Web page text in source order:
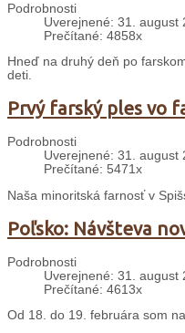
Podrobnosti
Uverejnené: 31. august
Prečítané: 4858x
Hneď na druhý deň po
deti.
Prvý farský ples vo
Podrobnosti
Uverejnené: 31. august
Prečítané: 5471x
Naša minoritská farnosť v
Poľsko: Návšteva
Podrobnosti
Uverejnené: 31. august
Prečítané: 4613x
Od 18. do 19. februára som